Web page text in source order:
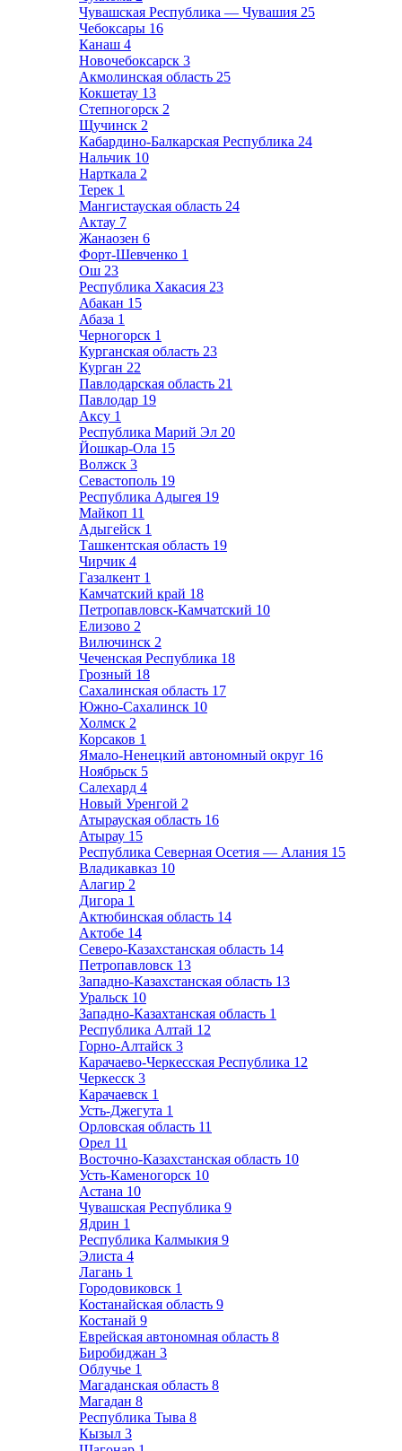
Чувашская Республика — Чувашия 25
Чебоксары 16
Канаш 4
Новочебоксарск 3
Акмолинская область 25
Кокшетау 13
Степногорск 2
Щучинск 2
Кабардино-Балкарская Республика 24
Нальчик 10
Нарткала 2
Терек 1
Мангистауская область 24
Актау 7
Жанаозен 6
Форт-Шевченко 1
Ош 23
Республика Хакасия 23
Абакан 15
Абаза 1
Черногорск 1
Курганская область 23
Курган 22
Павлодарская область 21
Павлодар 19
Аксу 1
Республика Марий Эл 20
Йошкар-Ола 15
Волжск 3
Севастополь 19
Республика Адыгея 19
Майкоп 11
Адыгейск 1
Ташкентская область 19
Чирчик 4
Газалкент 1
Камчатский край 18
Петропавловск-Камчатский 10
Елизово 2
Вилючинск 2
Чеченская Республика 18
Грозный 18
Сахалинская область 17
Южно-Сахалинск 10
Холмск 2
Корсаков 1
Ямало-Ненецкий автономный округ 16
Ноябрьск 5
Салехард 4
Новый Уренгой 2
Атырауская область 16
Атырау 15
Республика Северная Осетия — Алания 15
Владикавказ 10
Алагир 2
Дигора 1
Актюбинская область 14
Актобе 14
Северо-Казахстанская область 14
Петропавловск 13
Западно-Казахстанская область 13
Уральск 10
Западно-Казахтанская область 1
Республика Алтай 12
Горно-Алтайск 3
Карачаево-Черкесская Республика 12
Черкесск 3
Карачаевск 1
Усть-Джегута 1
Орловская область 11
Орел 11
Восточно-Казахстанская область 10
Усть-Каменогорск 10
Астана 10
Чувашская Республика 9
Ядрин 1
Республика Калмыкия 9
Элиста 4
Лагань 1
Городовиковск 1
Костанайская область 9
Костанай 9
Еврейская автономная область 8
Биробиджан 3
Облучье 1
Магаданская область 8
Магадан 8
Республика Тыва 8
Кызыл 3